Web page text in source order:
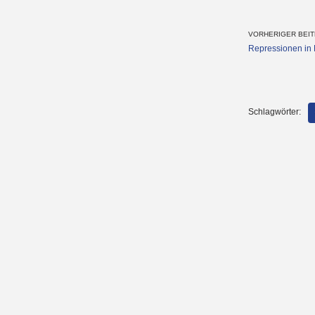
VORHERIGER
Repressionen in
Schlagwörter: